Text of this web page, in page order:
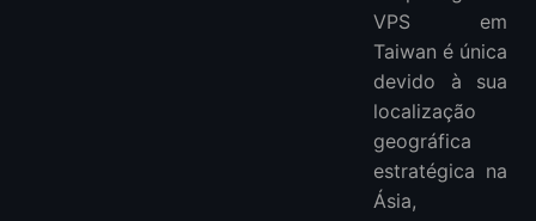
VPS em
Taiwan é única
devido à sua
localização
geográfica
estratégica na
Ásia,